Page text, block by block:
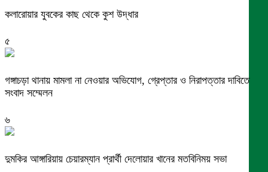
কলারোয়ার যুবকের কাছ থেকে কুশ উদ্ধার
৫
গঙ্গাচড়া থানায় মামলা না নেওয়ার অভিযোগ, গ্রেপ্তার ও নিরাপত্তার দাবিতে
সংবাদ সম্মেলন
৬
দুমকির আঙ্গারিয়ায় চেয়ারম্যান প্রার্থী দেলোয়ার খানের মতবিনিময় সভা